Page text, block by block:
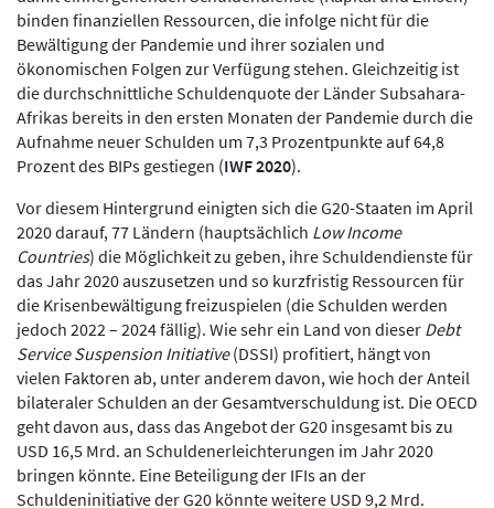
binden finanziellen Ressourcen, die infolge nicht für die
Bewältigung der Pandemie und ihrer sozialen und
ökonomischen Folgen zur Verfügung stehen. Gleichzeitig ist
die durchschnittliche Schuldenquote der Länder Subsahara-
Afrikas bereits in den ersten Monaten der Pandemie durch die
Aufnahme neuer Schulden um 7,3 Prozentpunkte auf 64,8
Prozent des BIPs gestiegen (IWF 2020).
Vor diesem Hintergrund einigten sich die G20-Staaten im April
2020 darauf, 77 Ländern (hauptsächlich Low Income
Countries) die Möglichkeit zu geben, ihre Schuldendienste für
das Jahr 2020 auszusetzen und so kurzfristig Ressourcen für
die Krisenbewältigung freizuspielen (die Schulden werden
jedoch 2022 – 2024 fällig). Wie sehr ein Land von dieser Debt
Service Suspension Initiative(DSSI) profitiert, hängt von
vielen Faktoren ab, unter anderem davon, wie hoch der Anteil
bilateraler Schulden an der Gesamtverschuldung ist. Die OECD
geht davon aus, dass das Angebot der G20 insgesamt bis zu
USD 16,5 Mrd. an Schuldenerleichterungen im Jahr 2020
bringen könnte. Eine Beteiligung der IFIs an der
Schuldeninitiative der G20 könnte weitere USD 9,2 Mrd.